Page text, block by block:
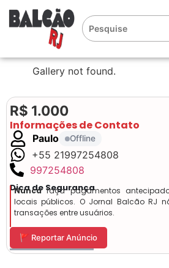
Gallery not found.
R$ 1.000
Informações de Contato
Paulo Offline
+55 21997254808
997254808
Dica de Segurança
Nuncafaça pagamentos
locais públicos. O Jornal Balcão RJ
transações entre usuários.
🚩 Reportar Anúncio